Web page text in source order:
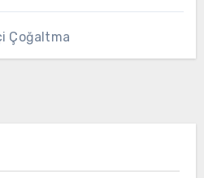
Çoğaltma